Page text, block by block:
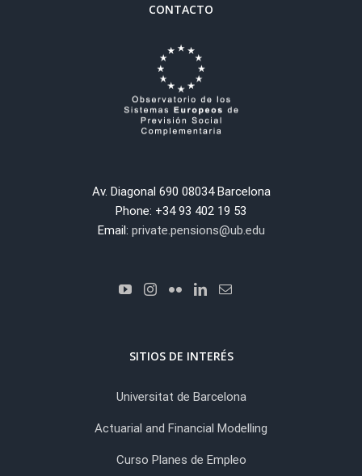
CONTACTO
Av. Diagonal 690 08034 Barcelona
Phone: +34 93 402 19 53
Email: private.pensions@ub.edu
SITIOS DE INTERÉS
Universitat de Barcelona
Actuarial and Financial Modelling
Curso Planes de Empleo